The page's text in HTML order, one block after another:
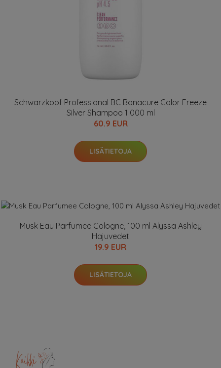
Schwarzkopf Professional BC Bonacure Color Freeze
Silver Shampoo 1 000 ml
60.9 EUR
LISÄTIETOJA
Musk Eau Parfumee Cologne, 100 ml Alyssa Ashley
Hajuvedet
19.9 EUR
LISÄTIETOJA